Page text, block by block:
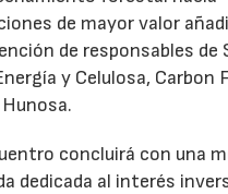
de mayor valor
de responsables de
y Celulosa, Carbon
concluirá con una
dedicada al interés